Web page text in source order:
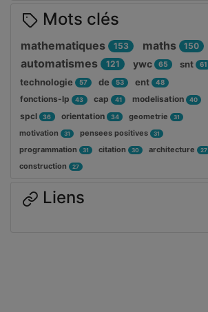
Mots clés
mathematiques 153 maths 150
automatismes 121 ywc 65 snt 61
technologie 57 de 53 ent 48
fonctions-lp 43 cap 41 modelisation 40
spcl 36 orientation 34 geometrie 31
motivation 31 pensees positives 31
programmation 31 citation 30 architecture 27
construction 27
Liens